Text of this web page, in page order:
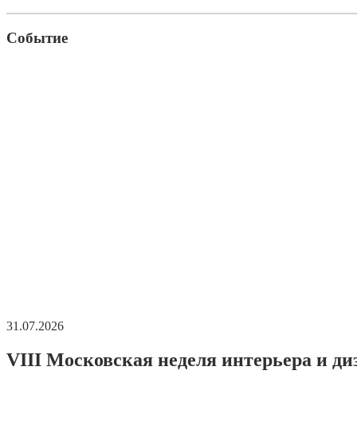
Событие
31.07.2026
VIII Московская неделя интерьера и